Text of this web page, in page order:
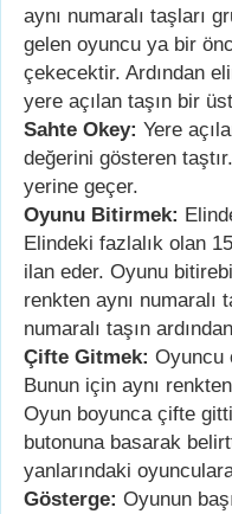
aynı numaralı taşları
gelen oyuncu ya bir
çekecektir. Ardından
yere açılan taşın bir
Sahte Okey: Yere
değerini gösteren
yerine geçer.
Oyunu Bitirmek:
Elindeki fazlalık olan
ilan eder. Oyunu
renkten aynı numaralı
numaralı taşın
Çifte Gitmek: Oyuncu
Bunun için aynı
Oyun boyunca çifte
butonuna basarak
yanlarındaki
Gösterge: Oyunun